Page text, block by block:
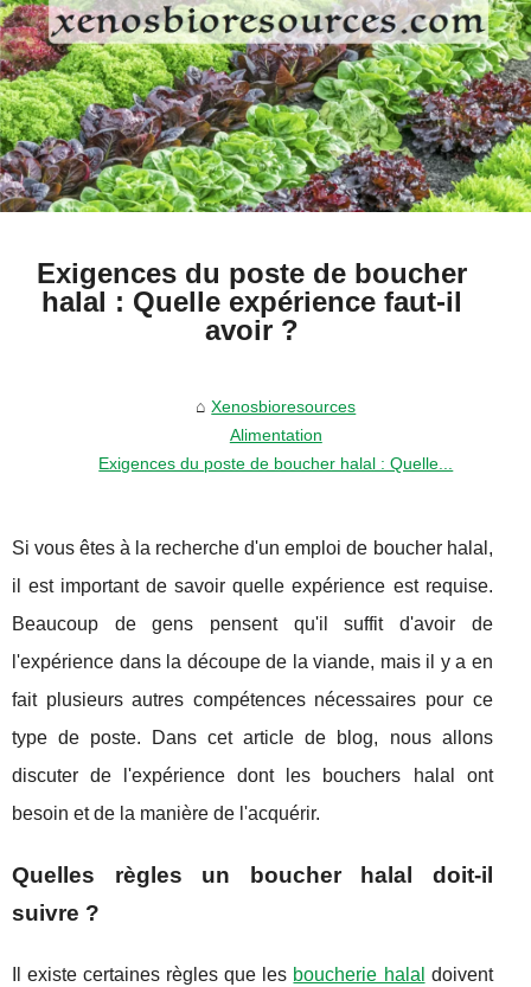
Exigences du poste de boucher
halal : Quelle expérience faut-il
avoir ?
Xenosbioresources
Alimentation
Exigences du poste de boucher halal : Quelle...
Si vous êtes à la recherche d'un emploi de boucher halal,
il est important de savoir quelle expérience est requise.
Beaucoup de gens pensent qu'il suffit d'avoir de
l'expérience dans la découpe de la viande, mais il y a en
fait plusieurs autres compétences nécessaires pour ce
type de poste. Dans cet article de blog, nous allons
discuter de l'expérience dont les bouchers halal ont
besoin et de la manière de l'acquérir.
Quelles règles un boucher halal doit-il
suivre ?
Il existe certaines règles que les boucherie halal doivent